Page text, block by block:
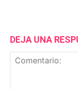
DEJA UNA